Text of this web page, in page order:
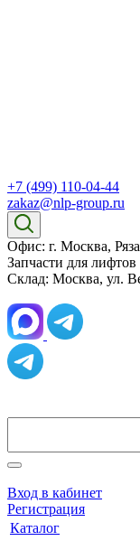
+7 (499) 110-04-44
zakaz@nlp-group.ru
Офис: г. Москва,
Запчасти для лифтов
Склад: Москва, ул.
Вход в кабинет
Регистрация
Каталог